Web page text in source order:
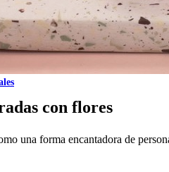
con flores
una forma encantadora de